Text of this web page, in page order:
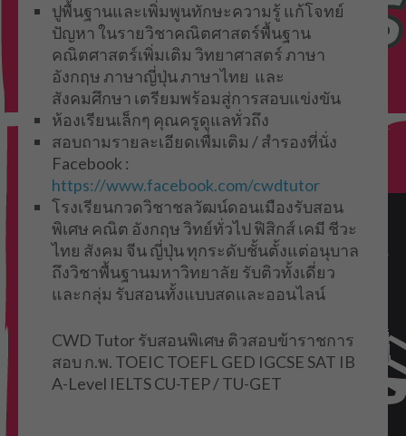
ปูพื้นฐานและเพิ่มพูนทักษะความรู้ แก้โจทย์
ปัญหา ในรายวิชาคณิตศาสตร์พื้นฐาน
คณิตศาสตร์เพิ่มเติม วิทยาศาสตร์ ภาษา
อังกฤษ ภาษาญี่ปุ่น ภาษาไทย และ
สังคมศึกษา เตรียมพร้อมสู่การสอบแข่งขัน
ห้องเรียนเล็กๆ คุณครูดูแลทั่วถึง
สอบถามรายละเอียดเพื่มเติม / สำรองที่นั่ง
Facebook :
https://www.facebook.com/cwdtutor
โรงเรียนกวดวิชาชลวัฒน์ดอนเมืองรับสอน
พิเศษ คณิต อังกฤษ วิทย์ทั่วไป ฟิสิกส์ เคมี ชีวะ
ไทย สังคม จีน ญี่ปุ่น ทุกระดับชั้นตั้งแต่อนุบาล
ถึงวิชาพื้นฐานมหาวิทยาลัย รับติวทั้งเดี่ยว
และกลุ่ม รับสอนทั้งแบบสดและออนไลน์
CWD Tutor รับสอนพิเศษ ติวสอบข้าราชการ
สอบ ก.พ. TOEIC TOEFL GED IGCSE SAT IB
A-Level IELTS CU-TEP / TU-GET